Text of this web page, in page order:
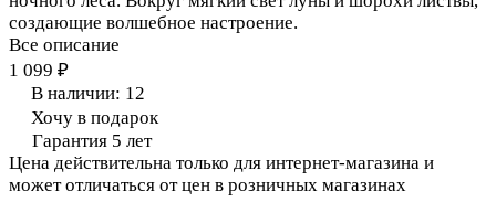
создающие волшебное настроение.
Все описание
1 099 ₽
В наличии: 12
Хочу в подарок
Гарантия 5 лет
Цена действительна только для интернет-магазина и
может отличаться от цен в розничных магазинах